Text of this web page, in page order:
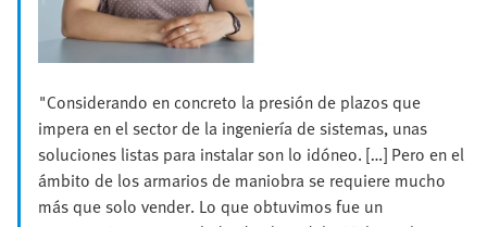
"Considerando en concreto la presión de plazos que
impera en el sector de la ingeniería de sistemas, unas
soluciones listas para instalar son lo idóneo. […] Pero en el
ámbito de los armarios de maniobra se requiere mucho
más que solo vender. Lo que obtuvimos fue un